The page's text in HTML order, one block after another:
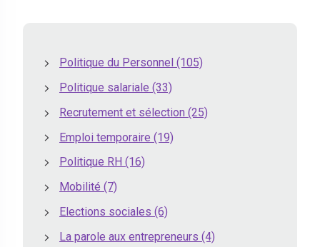
Politique du Personnel (105)
Politique salariale (33)
Recrutement et sélection (25)
Emploi temporaire (19)
Politique RH (16)
Mobilité (7)
Elections sociales (6)
La parole aux entrepreneurs (4)